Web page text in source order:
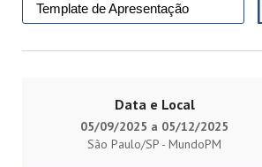
Template de Apresentação
Data e Local
05/09/2025 a 05/12/2025
São Paulo/SP - MundoPM